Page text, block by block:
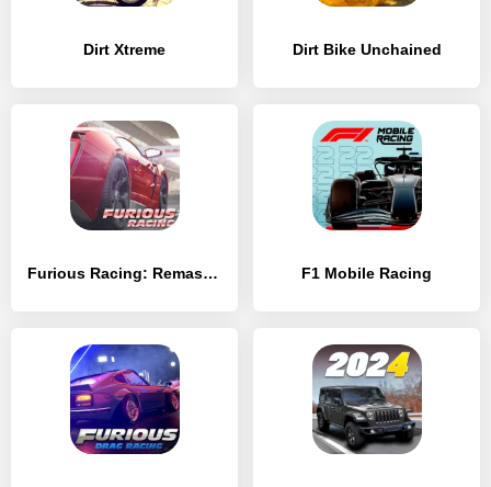
Dirt Xtreme Dirt Bike Unchained
Furious Racing: Remastered F1 Mobile Racing